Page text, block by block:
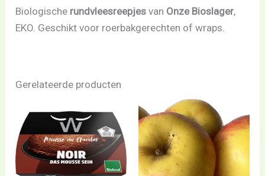
Biologische rundvleesreepjes van Onze Bioslager,
EKO. Geschikt voor roerbakgerechten of wraps.
Gerelateerde producten